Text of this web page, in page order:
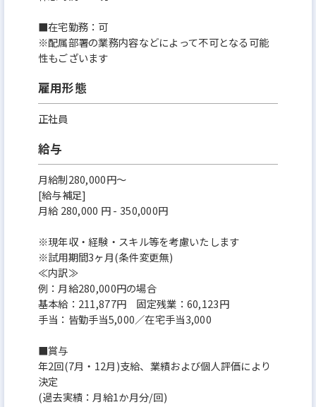
■在宅勤務：可
※配属部署の業務内容などによって不可となる可能
性もございます
雇用形態
正社員
給与
月給制280,000円～
[給与補足]
月給 280,000 円 - 350,000円
※現年収・経験・スキル等を考慮いたします
※試用期間3ヶ月(条件変更無)
≪内訳≫
例：月給280,000円の場合
基本給：211,877円 固定残業：60,123円
手当：皆勤手当5,000／在宅手当3,000
■賞与
年2回(7月・12月)支給、業績および個人評価により
決定
(過去実績：月給1か月分/回)